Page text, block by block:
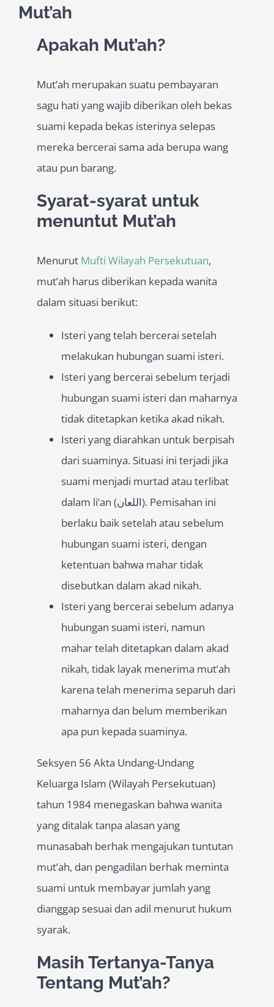
Mut’ah
Apakah Mut’ah?
Mut’ah merupakan suatu pembayaran
sagu hati yang wajib diberikan oleh bekas
suami kepada bekas isterinya selepas
mereka bercerai sama ada berupa wang
atau pun barang.
Syarat-syarat untuk
menuntut Mut’ah
Menurut Mufti Wilayah Persekutuan,
mut’ah harus diberikan kepada wanita
dalam situasi berikut:
Isteri yang telah bercerai setelah
melakukan hubungan suami isteri.
Isteri yang bercerai sebelum terjadi
hubungan suami isteri dan maharnya
tidak ditetapkan ketika akad nikah.
Isteri yang diarahkan untuk berpisah
dari suaminya. Situasi ini terjadi jika
suami menjadi murtad atau terlibat
dalam li’an (اللعان). Pemisahan ini
berlaku baik setelah atau sebelum
hubungan suami isteri, dengan
ketentuan bahwa mahar tidak
disebutkan dalam akad nikah.
Isteri yang bercerai sebelum adanya
hubungan suami isteri, namun
mahar telah ditetapkan dalam akad
nikah, tidak layak menerima mut’ah
karena telah menerima separuh dari
maharnya dan belum memberikan
apa pun kepada suaminya.
Seksyen 56 Akta Undang-Undang
Keluarga Islam (Wilayah Persekutuan)
tahun 1984 menegaskan bahwa wanita
yang ditalak tanpa alasan yang
munasabah berhak mengajukan tuntutan
mut’ah, dan pengadilan berhak meminta
suami untuk membayar jumlah yang
dianggap sesuai dan adil menurut hukum
syarak.
Masih Tertanya-Tanya
Tentang Mut’ah?